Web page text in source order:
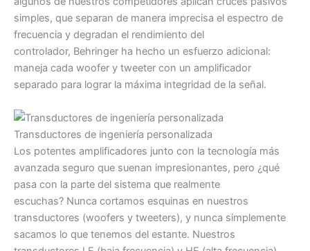
simples, que separan de manera imprecisa el espectro de
frecuencia y degradan el rendimiento del
controlador, Behringer ha hecho un esfuerzo adicional:
maneja cada woofer y tweeter con un amplificador
separado para lograr la máxima integridad de la señal.
Transductores de ingeniería personalizada
Los potentes amplificadores junto con la tecnología más
avanzada seguro que suenan impresionantes, pero ¿qué
pasa con la parte del sistema que realmente
escuchas? Nunca cortamos esquinas en nuestros
transductores (woofers y tweeters), y nunca simplemente
sacamos lo que tenemos del estante. Nuestros